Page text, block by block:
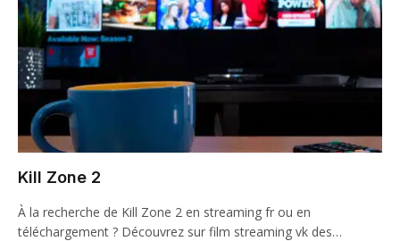
Kill Zone 2
À la recherche de Kill Zone 2 en streaming fr ou en
téléchargement ? Découvrez sur film streaming vk des…